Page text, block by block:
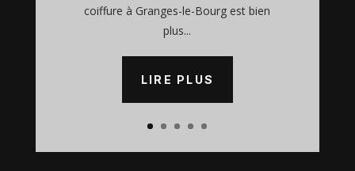
coiffure à Granges-le-Bourg est bien
plus...
LIRE PLUS